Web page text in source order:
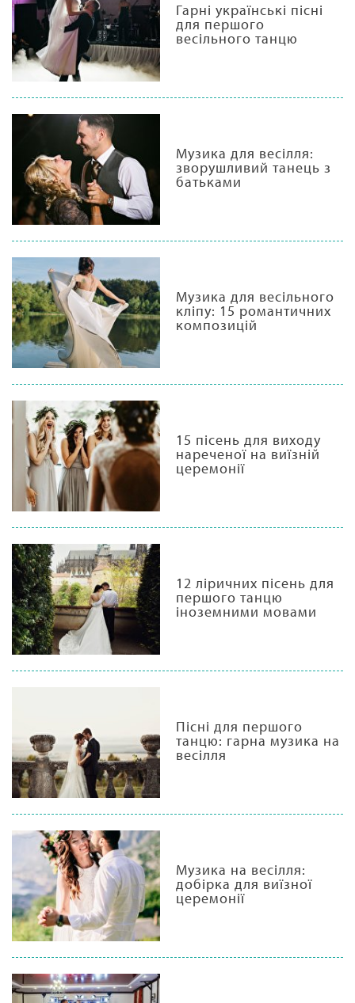
Гарні українські пісні
для першого
весільного танцю
Музика для весілля:
зворушливий танець з
батьками
Музика для весільного
кліпу: 15 романтичних
композицій
15 пісень для виходу
нареченої на виїзній
церемонії
12 ліричних пісень для
першого танцю
іноземними мовами
Пісні для першого
танцю: гарна музика на
весілля
Музика на весілля:
добірка для виїзної
церемонії